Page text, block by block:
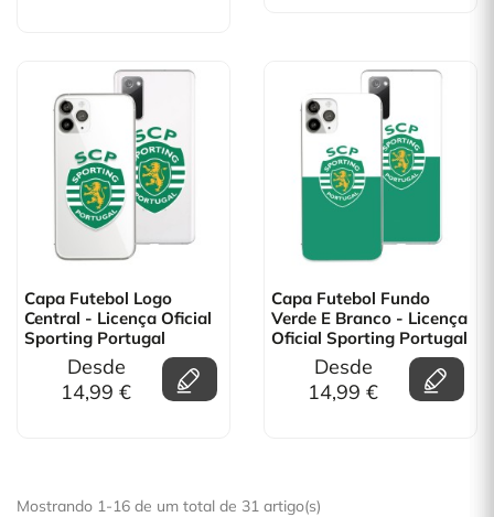
Capa Futebol Logo
Central - Licença Oficial
Sporting Portugal
Desde
14,99 €
Capa Futebol Fundo
Verde E Branco - Licença
Oficial Sporting Portugal
Desde
14,99 €
Mostrando 1-16 de um total de 31 artigo(s)